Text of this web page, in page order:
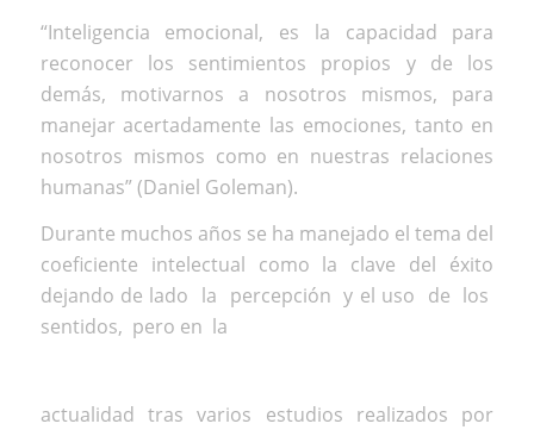
“Inteligencia emocional, es la capacidad para
reconocer los sentimientos propios y de los
demás, motivarnos a nosotros mismos, para
manejar acertadamente las emociones, tanto en
nosotros mismos como en nuestras relaciones
humanas” (Daniel Goleman).
Durante muchos años se ha manejado el tema del
coeficiente intelectual como la clave del éxito
dejando de lado la percepción y el uso de los
sentidos, pero en la
actualidad tras varios estudios realizados por